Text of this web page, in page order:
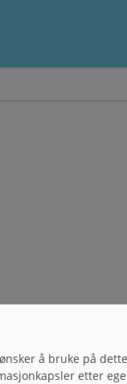
å bruke på dette
etter